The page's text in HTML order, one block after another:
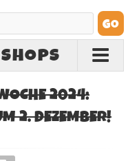
SHOPS
2024:
2. DEZEMBER!